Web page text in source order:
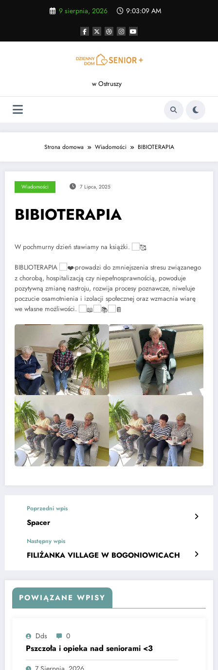
9 sierpnia, 2026 9:03:10 AM
w Ostruszy
Strona domowa Wiadomości BIBIOTERAPIA
Wiadomości 7 Lipca, 2025
BIBIOTERAPIA
W pochmurny dzień stawiamy na książki.
BIBLIOTERAPIA
-prowadzi do zmniejszenia stresu związanego
z chorobą, hospitalizacją czy niepełnosprawnością, powoduje
pozytywną zmianę nastroju, rozwija procesy poznawcze, niweluje
poczucie osamotnienia i izolacji społecznej oraz wzmacnia wiarę
we własne możliwości.
Poprzedni wpis
Spacer
Następny wpis
FILIŻANKA VILLAGE W BOGONIOWICACH
POWIĄZANE WPISY
Dds 0
Pszczoła i opieka nad seniorami <3